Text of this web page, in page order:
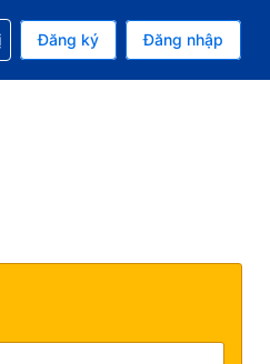
của bạn là Đô la Mỹ
tại của bạn là Tiếng Việt
Đăng ký Đăng nhập